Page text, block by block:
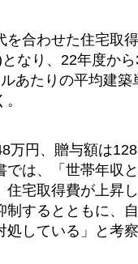
を合わせた住宅取
なり、22年度か
あたりの平均建築
万円、贈与額は
では、「世帯年収
住宅取得費が上昇
制するとともに、
処している」と考察